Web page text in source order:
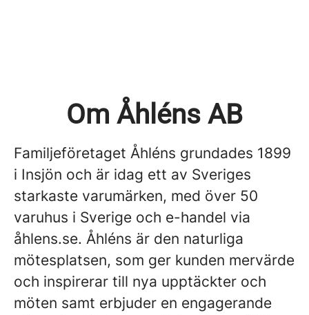
Om Åhléns AB
Familjeföretaget Åhléns grundades 1899
i Insjön och är idag ett av Sveriges
starkaste varumärken, med över 50
varuhus i Sverige och e-handel via
åhlens.se. Åhléns är den naturliga
mötesplatsen, som ger kunden mervärde
och inspirerar till nya upptäckter och
möten samt erbjuder en engagerande